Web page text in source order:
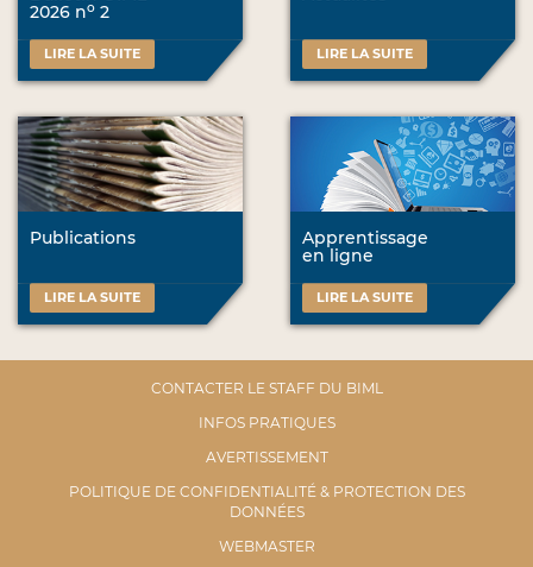
2026 no 2
LIRE LA SUITE LIRE LA SUITE
Publications
LIRE LA SUITE
Apprentissage
en ligne
LIRE LA SUITE
CONTACTER LE STAFF DU BIML
INFOS PRATIQUES
AVERTISSEMENT
POLITIQUE DE CONFIDENTIALITÉ & PROTECTION DES
DONNÉES
WEBMASTER